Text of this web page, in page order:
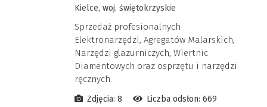
Kielce, woj. świętokrzyskie
Sprzedaż profesionalnych
Elektronarzędzi, Agregatów Malarskich,
Narzędzi glazurniczych, Wiertnic
Diamentowych oraz osprzętu i narzędzi
ręcznych.
Zdjęcia: 8 Liczba odsłon: 669